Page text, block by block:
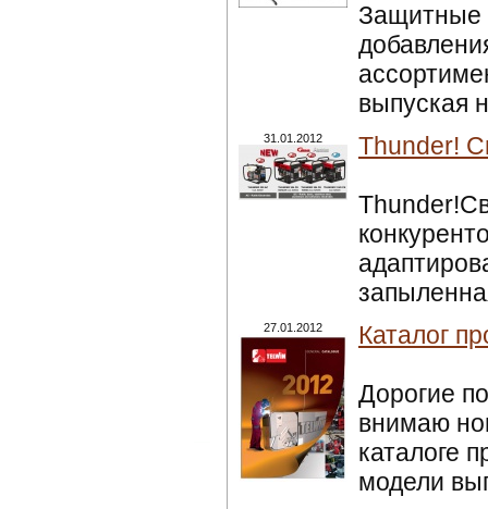
Защитные
выпуская
31.01.2012 Thunder!
27.01.2012 Каталог
Дорогие
внимаю
каталоге
модели